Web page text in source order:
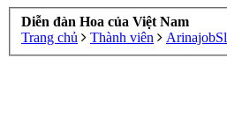
Diễn đàn Hoa của Việt Nam
Trang chủ
Thành viên ArinajobSl